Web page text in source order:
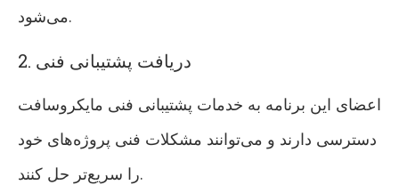
می‌شود.
2. دریافت پشتیبانی فنی
اعضای این برنامه به خدمات پشتیبانی فنی مایکروسافت
دسترسی دارند و می‌توانند مشکلات فنی پروژه‌های خود
را سریع‌تر حل کنند.